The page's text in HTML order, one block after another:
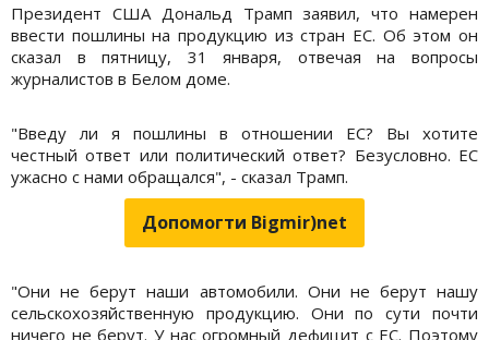
Президент США Дональд Трамп заявил, что намерен
ввести пошлины на продукцию из стран ЕС. Об этом он
сказал в пятницу, 31 января, отвечая на вопросы
журналистов в Белом доме.
"Введу ли я пошлины в отношении ЕС? Вы хотите
честный ответ или политический ответ? Безусловно. ЕС
ужасно с нами обращался", - сказал Трамп.
Допомогти Bigmir)net
"Они не берут наши автомобили. Они не берут нашу
сельскохозяйственную продукцию. Они по сути почти
ничего не берут. У нас огромный дефицит с ЕС. Поэтому